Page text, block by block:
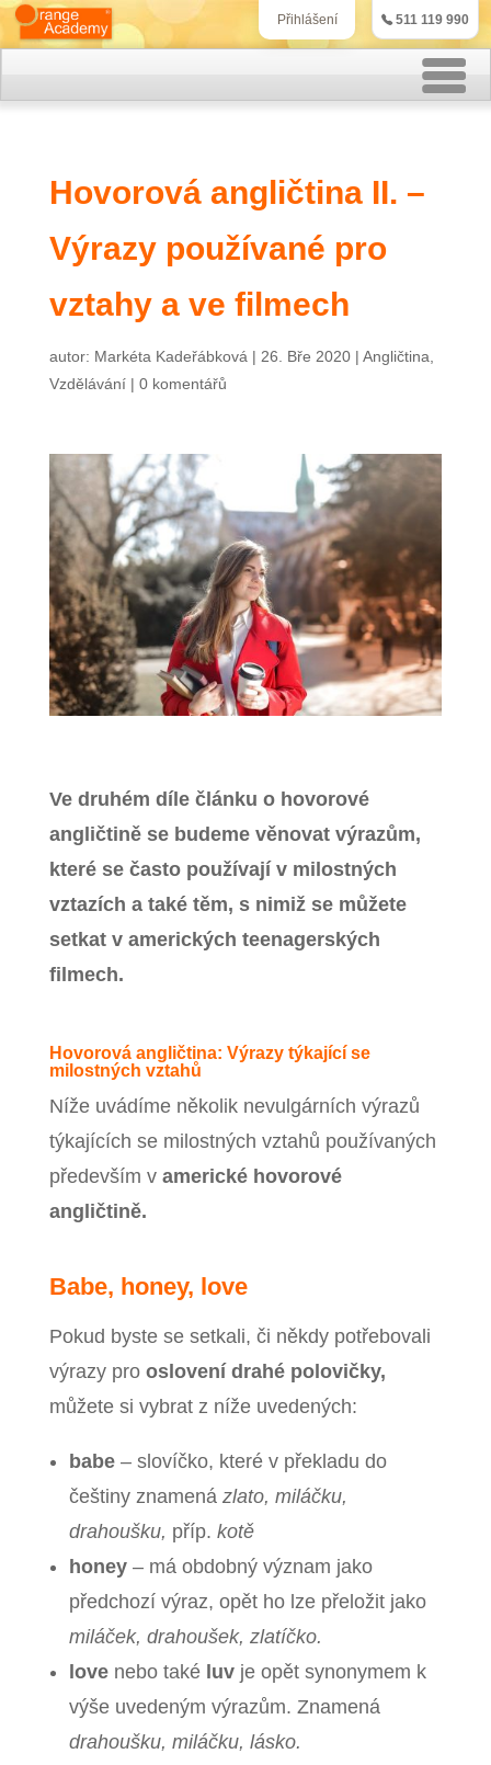
Přihlášení 511 119 990
Kurzy účetnictví
Kurzy personalistiky
Kurzy marketingu
IT kurzy
Zavřít menu
Hovorová angličtina II. –
Výrazy používané pro
vztahy a ve filmech
autor: Markéta Kadeřábková | 26. Bře 2020| Angličtina
Vzdělávání| 0 komentářů
Ve druhém díle článku o hovorové
angličtině se budeme věnovat výrazům,
které se často používají v milostných
vztazích a také těm, s nimiž se můžete
setkat v amerických teenagerských
filmech.
Hovorová angličtina: Výrazy týkající se
milostných vztahů
Níže uvádíme několik nevulgárních výrazů
týkajících se milostných vztahů používaných
především v americké hovorové
angličtině.
Babe, honey, love
Pokud byste se setkali, či někdy potřebovali
výrazy pro oslovení drahé polovičky,
můžete si vybrat z níže uvedených:
babe– slovíčko, které v překladu do
češtiny znamená zlato, miláčku,
drahoušku, příp. kotě
honey– má obdobný význam jako
předchozí výraz, opět ho lze přeložit jako
miláček, drahoušek, zlatíčko.
lovenebo také luvje opět synonymem k
výše uvedeným výrazům. Znamená
drahoušku, miláčku, lásko.